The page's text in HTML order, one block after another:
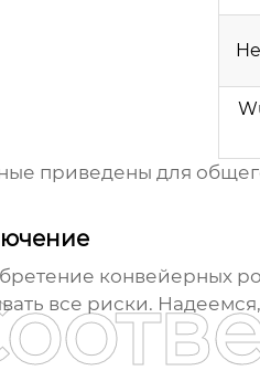
приведены для
конвейерных
все риски.